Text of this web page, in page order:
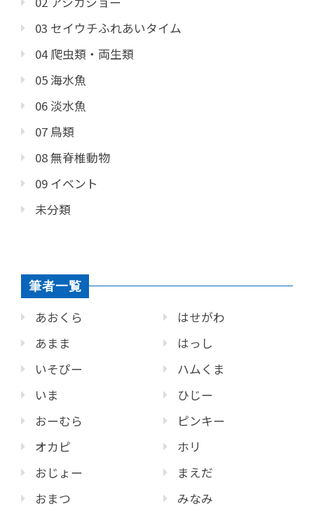
03 セイウチふれあいタイム
04 爬虫類・両生類
05 海水魚
06 淡水魚
07 鳥類
08 無脊椎動物
09 イベント
未分類
筆者一覧
あおくら
あまま
いそぴー
いま
おーむら
オカピ
おじょー
おまつ
はせがわ
はっし
ハムくま
ひじー
ピンキー
ホリ
まえだ
みなみ